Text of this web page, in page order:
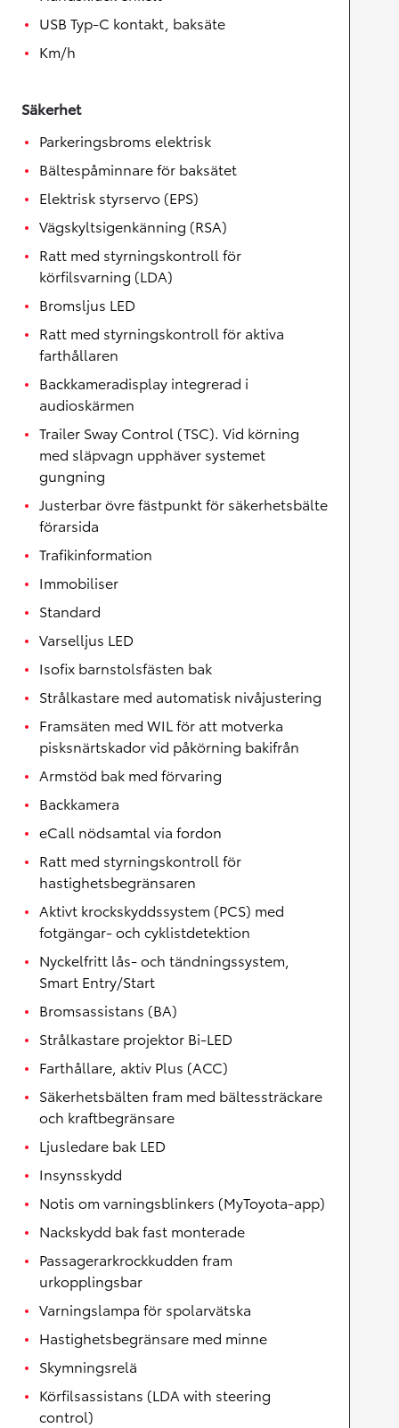
USB Typ-C kontakt, baksäte
Km/h
Säkerhet
Parkeringsbroms elektrisk
Bältespåminnare för baksätet
Elektrisk styrservo (EPS)
Vägskyltsigenkänning (RSA)
Ratt med styrningskontroll för
körfilsvarning (LDA)
Bromsljus LED
Ratt med styrningskontroll för aktiva
farthållaren
Backkameradisplay integrerad i
audioskärmen
Trailer Sway Control (TSC). Vid körning
med släpvagn upphäver systemet
gungning
Justerbar övre fästpunkt för säkerhetsbälte
förarsida
Trafikinformation
Immobiliser
Standard
Varselljus LED
Isofix barnstolsfästen bak
Strålkastare med automatisk nivåjustering
Framsäten med WIL för att motverka
pisksnärtskador vid påkörning bakifrån
Armstöd bak med förvaring
Backkamera
eCall nödsamtal via fordon
Ratt med styrningskontroll för
hastighetsbegränsaren
Aktivt krockskyddssystem (PCS) med
fotgängar- och cyklistdetektion
Nyckelfritt lås- och tändningssystem,
Smart Entry/Start
Bromsassistans (BA)
Strålkastare projektor Bi-LED
Farthållare, aktiv Plus (ACC)
Säkerhetsbälten fram med bältessträckare
och kraftbegränsare
Ljusledare bak LED
Insynsskydd
Notis om varningsblinkers (MyToyota-app)
Nackskydd bak fast monterade
Passagerarkrockkudden fram
urkopplingsbar
Varningslampa för spolarvätska
Hastighetsbegränsare med minne
Skymningsrelä
Körfilsassistans (LDA with steering
control)